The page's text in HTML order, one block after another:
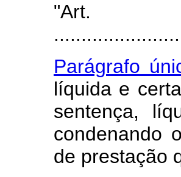
Parágrafo
líquida e
sentença,
condenando
de prestação